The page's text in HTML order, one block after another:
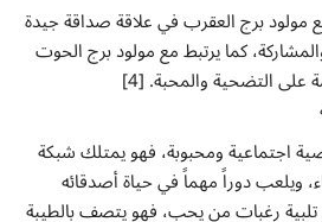
مولود برج العقرب في علاقة صداقة جيدة
كما يرتبط مع مولود برج الحوت
على التضحية والمحبة. [4]
اجتماعية ومحبوبة، فهو يمتلك شبكة
ويلعب دوراً مهماً في حياة أصدقائه
تلبية رغبات من يحب، فهو يتصف بالطيبة